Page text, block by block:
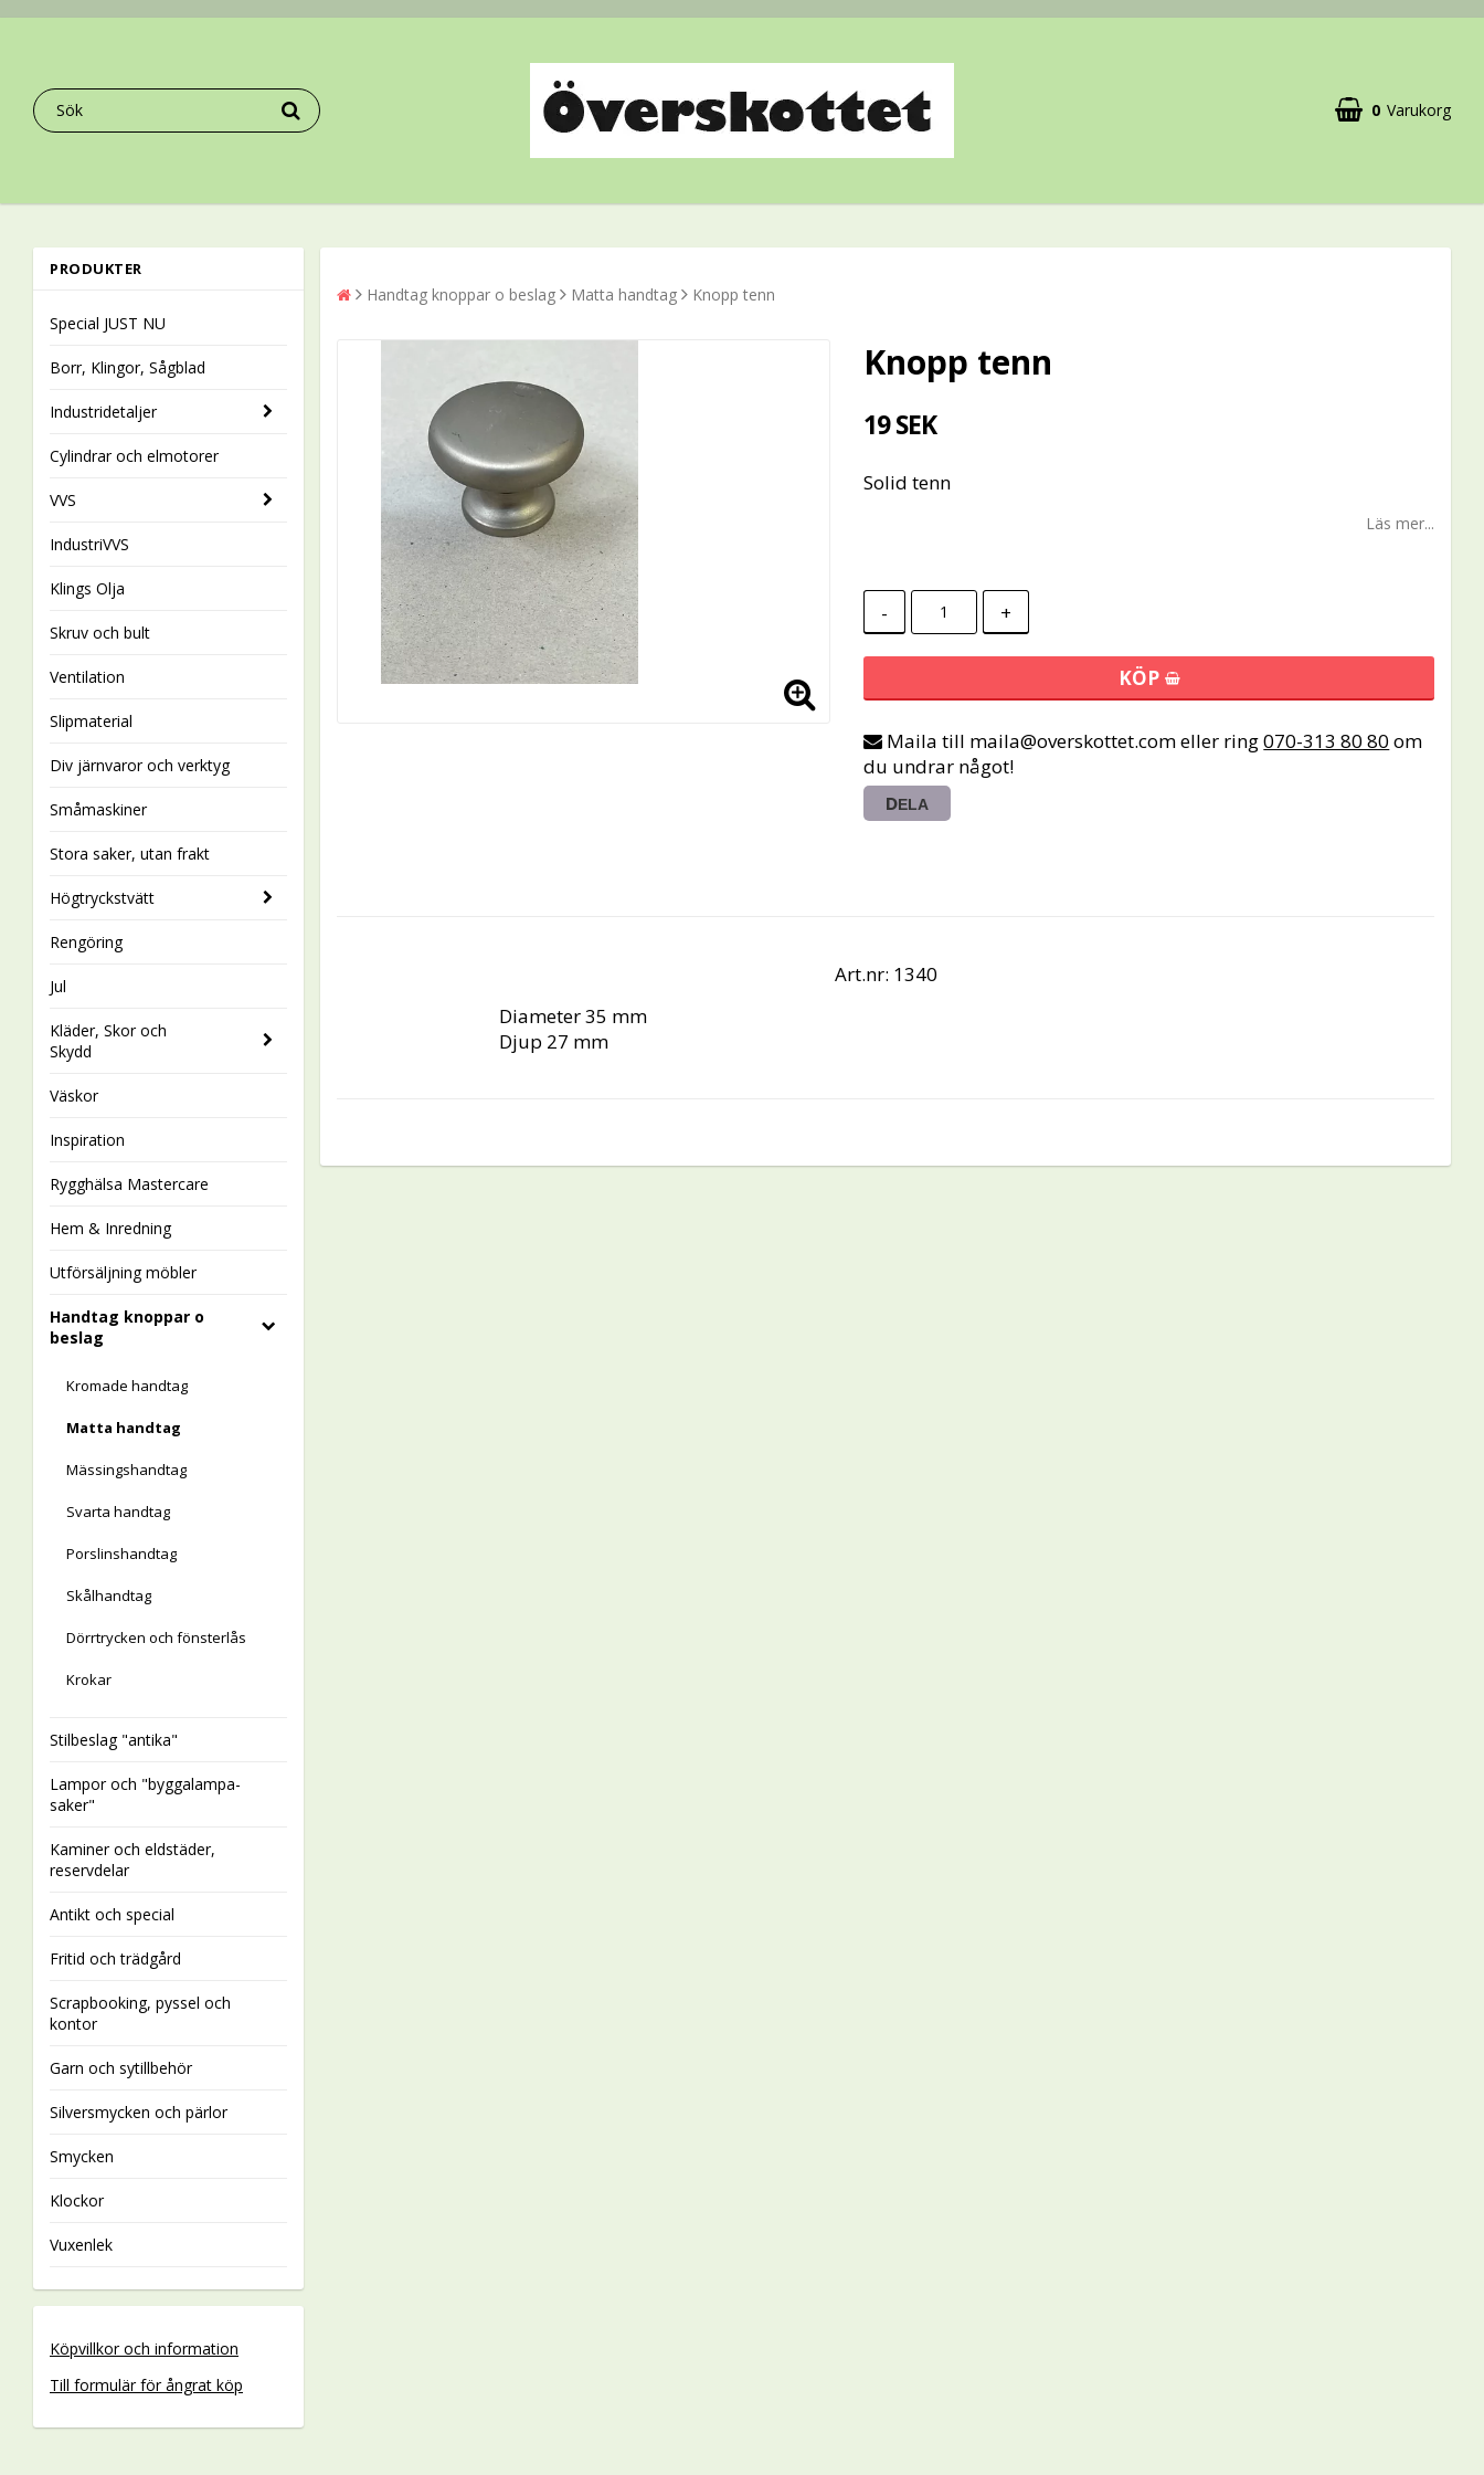
0 Varukorg
PRODUKTER
Special JUST NU
Borr, Klingor, Sågblad
Industridetaljer
Cylindrar och elmotorer
VVS
IndustriVVS
Klings Olja
Skruv och bult
Ventilation
Slipmaterial
Div järnvaror och verktyg
Småmaskiner
Stora saker, utan frakt
Högtryckstvätt
Rengöring
Jul
Kläder, Skor och
Skydd
Väskor
Inspiration
Rygghälsa Mastercare
Hem & Inredning
Utförsäljning möbler
Handtag knoppar o
beslag
Kromade handtag
Matta handtag
Mässingshandtag
Svarta handtag
Porslinshandtag
Skålhandtag
Dörrtrycken och fönsterlås
Krokar
Stilbeslag "antika"
Lampor och "byggalampa-
saker"
Kaminer och eldstäder,
reservdelar
Antikt och special
Fritid och trädgård
Scrapbooking, pyssel och
kontor
Garn och sytillbehör
Silversmycken och pärlor
Smycken
Klockor
Vuxenlek
Köpvillkor och information
Till formulär för ångrat köp
Handtag knoppar o beslag Matta handtag Knopp tenn
Knopp tenn
19 SEK
Solid tenn
Läs mer...
- +
KÖP
Maila till maila@overskottet.com eller ring070-313 80 80 om
du undrar något!
DELA
Art.nr: 1340
Diameter 35 mm
Djup 27 mm